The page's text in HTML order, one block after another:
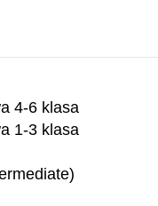
4-6 klasa
1-3 klasa